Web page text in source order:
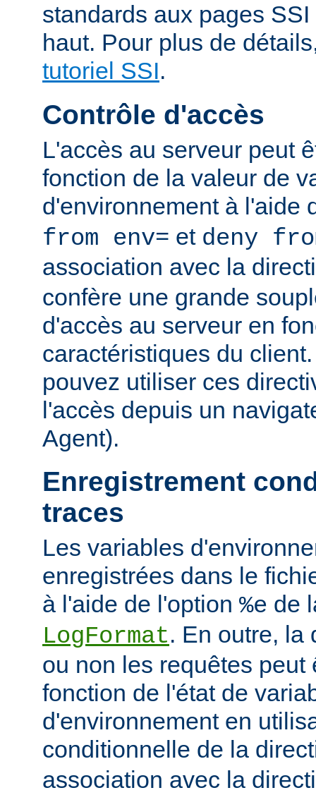
standards aux pages
haut. Pour plus de
tutoriel SSI.
Contrôle d'accès
L'accès au serveur peut
fonction de la valeur de
d'environnement à l'aide
from env= et deny
association avec la
confère une grande
d'accès au serveur en
caractéristiques du
pouvez utiliser ces
l'accès depuis un
Agent).
Enregistrement
traces
Les variables
enregistrées dans le
à l'aide de l'option %e de
LogFormat. En outre, la
ou non les requêtes peut
fonction de l'état de
d'environnement en
conditionnelle de la
association avec la